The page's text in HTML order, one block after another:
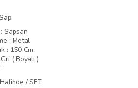
Sapsan
: Metal
: 150 Cm.
( Boyalı )
/ SET